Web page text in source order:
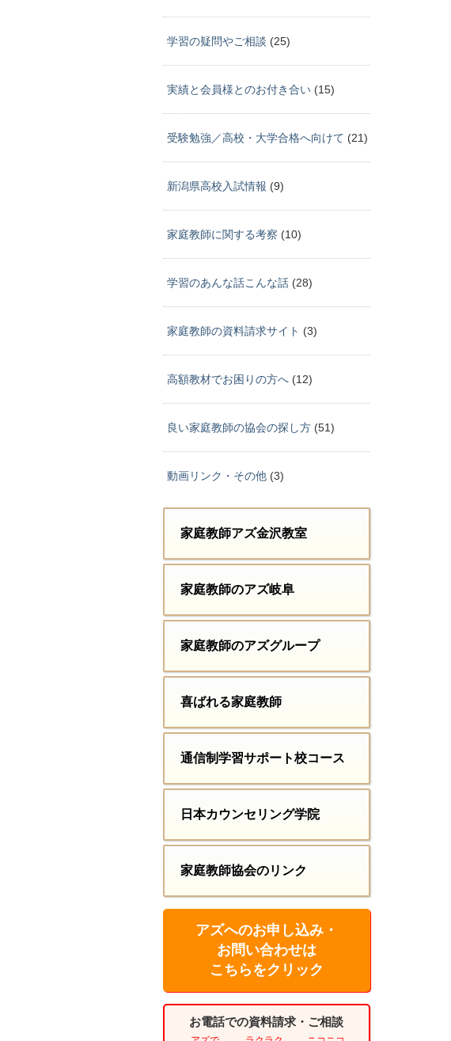
学習の疑問やご相談 (25)
実績と会員様とのお付き合い(15)
受験勉強／高校・大学合格へ向けて (21)
新潟県高校入試情報 (9)
家庭教師に関する考察 (10)
学習のあんな話こんな話(28)
家庭教師の資料請求サイト (3)
高額教材でお困りの方へ(12)
良い家庭教師の協会の探し方(51)
動画リンク・その他(3)
家庭教師アズ金沢教室
家庭教師のアズ岐阜
家庭教師のアズグループ
喜ばれる家庭教師
通信制学習サポート校コース
日本カウンセリング学院
家庭教師協会のリンク
アズへのお申し込み・
お問い合わせは
こちらをクリック
お電話での資料請求・ご相談